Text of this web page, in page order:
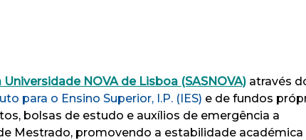
NOVA de Lisboa (SASNOVA) através
para o Ensino Superior, I.P. (IES) e de fundos
bolsas de estudo e auxílios de emergência a
Mestrado, promovendo a estabilidade académica